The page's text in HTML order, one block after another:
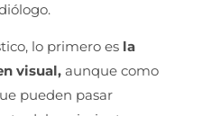
lo primero es la
visual, aunque como
pueden pasar